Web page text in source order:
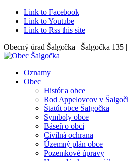
Link to Facebook
Link to Youtube
Link to Rss this site
Obecný úrad Šalgočka | Šalgočka
Oznamy
Obec
História obce
Rod Appelovcov v
Štatút obce Šalgočka
Symboly obce
Báseň o obci
Civilná ochrana
Územný plán obce
Pozemkové úpravy